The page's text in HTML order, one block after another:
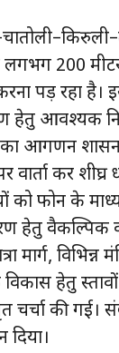
से लगभग 200
पड़ रहा है।
हेतु आवश्यक
आगणन शासन
कर शीघ्र
को फोन के
हेतु वैकल्पिक
मार्ग,
हेतु
चर्चा की गई।